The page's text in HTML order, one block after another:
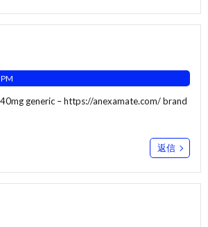
generic –https://anexamate.com/brand
返信